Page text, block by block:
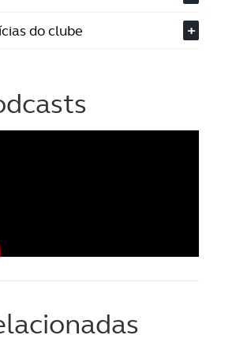
do clube
+